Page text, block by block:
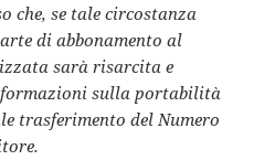
che, se tale circostanza
di abbonamento al
sarà risarcita e
sulla portabilità
trasferimento del Numero